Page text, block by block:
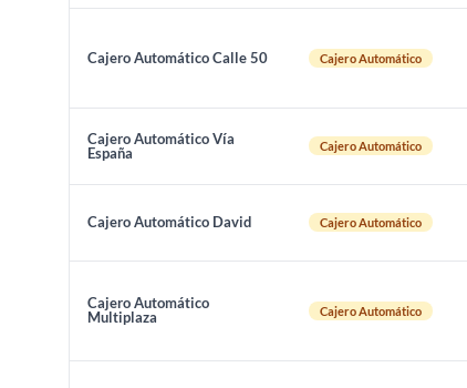
Cajero Automático Calle 50 Cajero Automático
Cajero Automático Vía
España
Cajero Automático
Cajero Automático David Cajero Automático
Cajero Automático
Multiplaza
Cajero Automático